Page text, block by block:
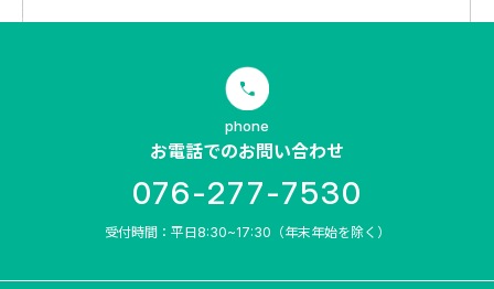
phone
お電話でのお問い合わせ
076-277-7530
受付時間：平日8:30~17:30（年末年始を除く）